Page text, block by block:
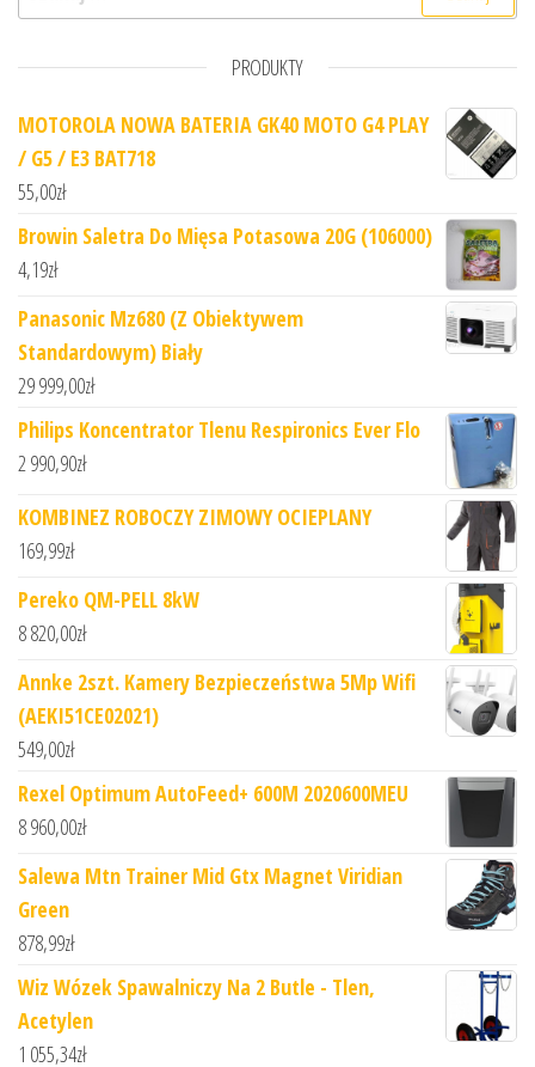
PRODUKTY
MOTOROLA NOWA BATERIA GK40 MOTO G4 PLAY
/ G5 / E3 BAT718
55,00zł
Browin Saletra Do Mięsa Potasowa 20G (106000)
4,19zł
Panasonic Mz680 (Z Obiektywem
Standardowym) Biały
29 999,00zł
Philips Koncentrator Tlenu Respironics Ever Flo
2 990,90zł
KOMBINEZ ROBOCZY ZIMOWY OCIEPLANY
169,99zł
Pereko QM-PELL 8kW
8 820,00zł
Annke 2szt. Kamery Bezpieczeństwa 5Mp Wifi
(AEKI51CE02021)
549,00zł
Rexel Optimum AutoFeed+ 600M 2020600MEU
8 960,00zł
Salewa Mtn Trainer Mid Gtx Magnet Viridian
Green
878,99zł
Wiz Wózek Spawalniczy Na 2 Butle - Tlen,
Acetylen
1 055,34zł